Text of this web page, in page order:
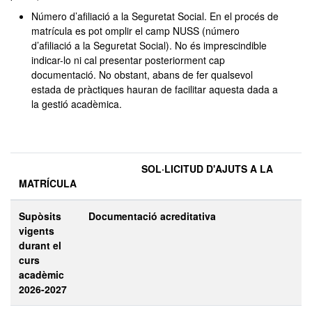
Número d’afiliació a la Seguretat Social. En el procés de
matrícula es pot omplir el camp NUSS (número
d’afiliació a la Seguretat Social). No és imprescindible
indicar-lo ni cal presentar posteriorment cap
documentació. No obstant, abans de fer qualsevol
estada de pràctiques hauran de facilitar aquesta dada a
la gestió acadèmica.
SOL·LICITUD D'AJUTS A LA
MATRÍCULA
Supòsits
vigents
durant el
curs
acadèmic
2026-2027
Documentació acreditativa